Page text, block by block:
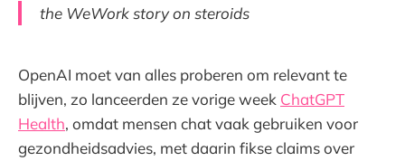
the WeWork story on steroids
OpenAI moet van alles proberen om relevant te
blijven, zo lanceerden ze vorige week ChatGPT
Health, omdat mensen chat vaak gebruiken voor
gezondheidsadvies, met daarin fikse claims over